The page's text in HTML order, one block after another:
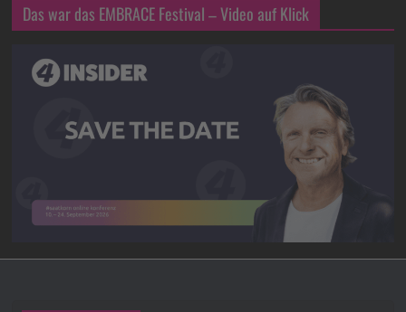
Das war das EMBRACE Festival – Video auf Klick